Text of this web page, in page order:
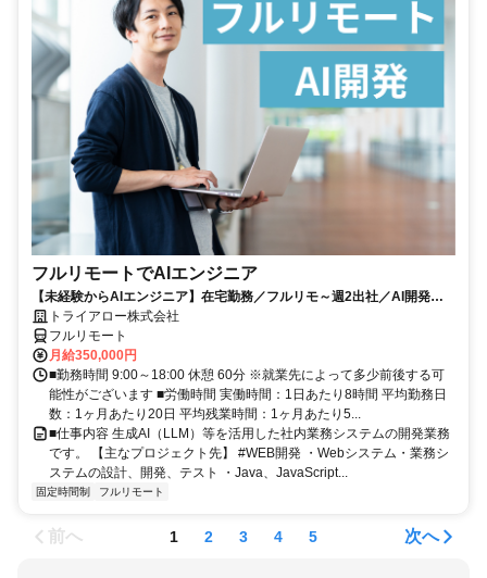
フルリモートでAIエンジニア
【未経験からAIエンジニア】在宅勤務／フルリモ～週2出社／AI開発を
仕事にする
トライアロー株式会社
フルリモート
月給350,000円
■勤務時間 9:00～18:00 休憩 60分 ※就業先によって多少前後する可
能性がございます ■労働時間 実働時間：1日あたり8時間 平均勤務日
数：1ヶ月あたり20日 平均残業時間：1ヶ月あたり5...
■仕事内容 生成AI（LLM）等を活用した社内業務システムの開発業務
です。 【主なプロジェクト先】 #WEB開発 ・Webシステム・業務シ
ステムの設計、開発、テスト ・Java、JavaScript...
固定時間制 フルリモート
前へ 1 2 3 4 5 次へ